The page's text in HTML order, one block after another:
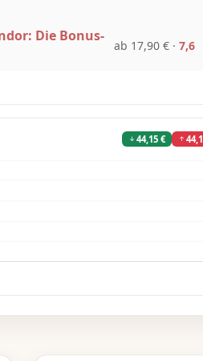
Die Bonus-
ab 17,90 € · 7,6
44,15 €